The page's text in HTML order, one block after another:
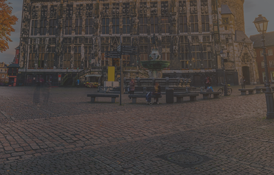
Elektromobilität
Online-
Store
Online-Service
Umzugsservice
Energieberatung
Energiefragen
Kündigung
Wärmestrom
Treue-Bonus
Vorteile